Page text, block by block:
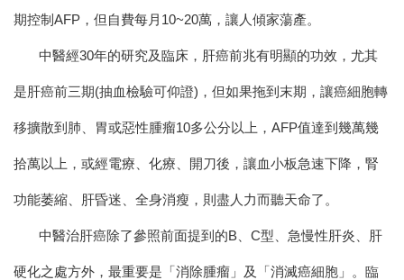
期控制AFP，但自費每月10~20萬，讓人傾家蕩產。
中醫經30年的研究及臨床， 肝癌前兆有明顯的功效，尤其
是肝癌前三期(抽血檢驗可仰證)，但如果拖到末期，讓癌細胞轉
移擴散到肺、胃或惡性腫瘤10多公分以上，AFP值達到幾萬幾
拾萬以上，或經電療、化療、開刀後，讓血小板急速下降，腎
功能萎縮、肝昏迷、全身消瘦，則盡人力而聽天命了。
中醫治肝癌除了參照前面提到的B、C型、急慢性肝炎、肝
硬化之處方外，最重要是 「消除腫瘤 」 及 「消滅癌細胞 」 。臨